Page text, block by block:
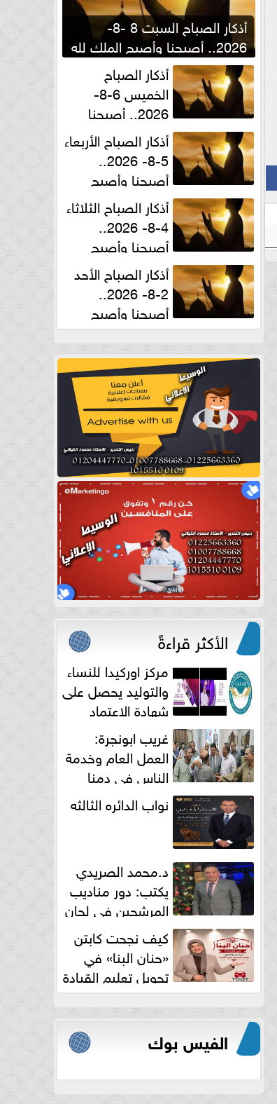
أذكار الصباح السبت 8 -8-
2026.. أصبحنا وأصبح الملك لله
والحمد لله
أذكار الصباح
الخميس 6-8-
2026.. أصبحنا
وأصبح الملك لله والحمد لله
أذكار الصباح الأربعاء
5-8- 2026..
أصبحنا وأصبح
الملك لله والحمد للهأذكار الصباح الثلاثاء
4-8- 2026..
أصبحنا وأصبح
الملك لله والحمد للهأذكار الصباح الأحد
2-8- 2026..
أصبحنا وأصبح
الملك لله والحمد لله
الأكثر قراءةً
مركز اوركيدا للنساء
والتوليد يحصل على
شهادة الاعتماد
الكامل
غريب ابونجرة:
العمل العام وخدمة
الناس فى دمنا
نواب الدائره الثالثه
د.محمد الصريدي
يكتب: دور مناديب
المرشحين في لجان
الانتخابات
كيف نجحت كابتن
«حنان البنا» في
تحويل تعليم القيادة
النسائية من خوف...
الفيس بوك